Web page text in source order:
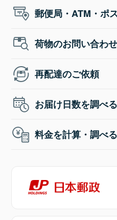
郵便局・ATM・ポ
荷物のお問い合わせ
再配達のご依頼
お届け日数を調べる
料金を計算・調べる